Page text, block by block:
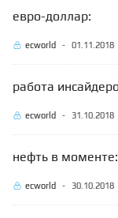
евро-доллар:
ecworld - 01.11.2018
работа
ecworld - 31.10.2018
нефть в моменте:
ecworld - 30.10.2018